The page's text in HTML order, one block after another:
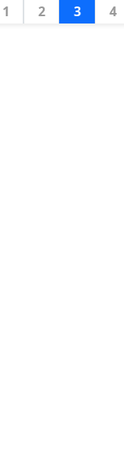
1 2 3 4